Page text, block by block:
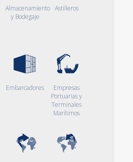
Almacenamiento
y Bodegaje
Astilleros
Embarcadores
Empresas
Portuarias y
Terminales
Marítimos